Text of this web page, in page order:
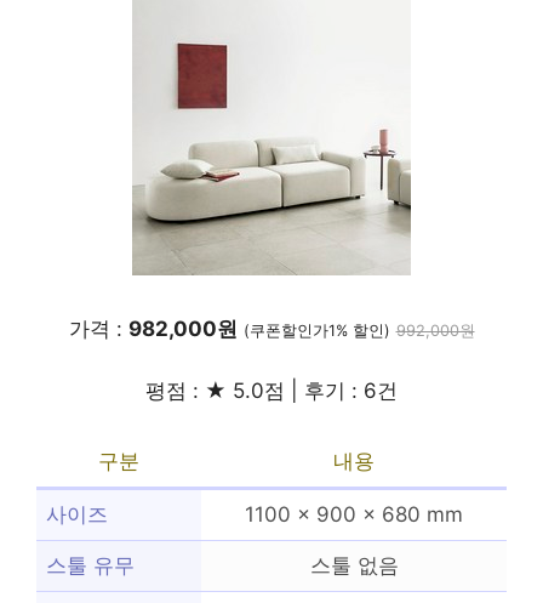
가격 : 982,000원 (쿠폰할인가1% 할인) 992,000원
평점 : ★ 5.0점 | 후기 : 6건
구분 내용
사이즈 1100 x 900 x 680 mm
스툴 유무 스툴 없음